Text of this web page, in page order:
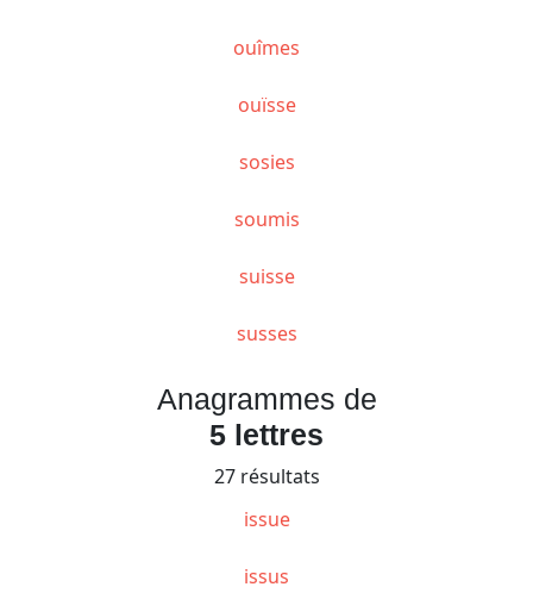
ouîmes
ouïsse
sosies
soumis
suisse
susses
Anagrammes de
5 lettres
27 résultats
issue
issus